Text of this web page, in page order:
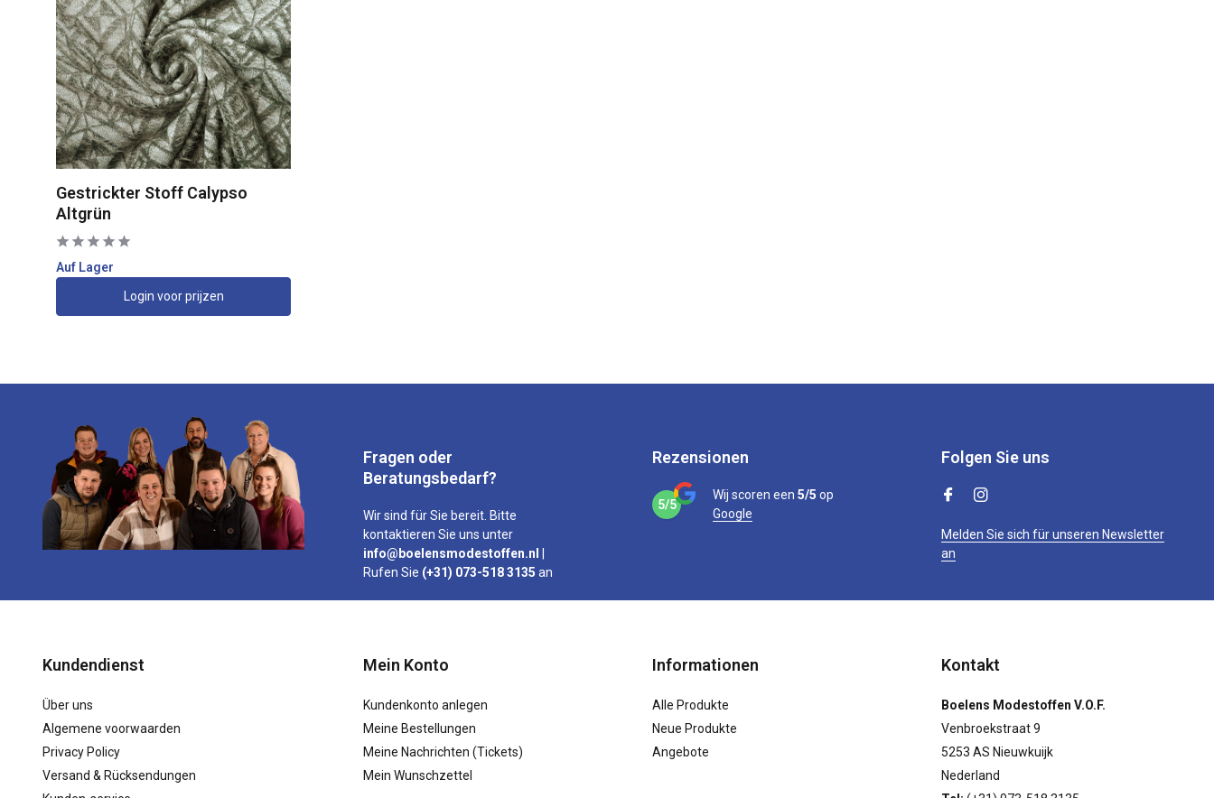
Gestrickter Stoff Calypso
Altgrün
Auf Lager
Login voor prijzen
Fragen oder
Beratungsbedarf?
Wir sind für Sie bereit. Bitte
kontaktieren Sie uns unter
info@boelensmodestoffen.nl
Rufen Sie (+31) 073-518 3135 an
Rezensionen
5/5
Wij scoren een 5/5 op
Google
Folgen Sie uns
Melden Sie sich für unseren Newsletter
an
Kundendienst
Über uns
Algemene voorwaarden
Privacy Policy
Versand & Rücksendungen
Mein Konto
Kundenkonto anlegen
Meine Bestellungen
Meine Nachrichten (Tickets)
Mein Wunschzettel
Informationen
Alle Produkte
Neue Produkte
Angebote
Kontakt
Boelens Modestoffen V.O.F.
Venbroekstraat 9
5253 AS Nieuwkuijk
Nederland